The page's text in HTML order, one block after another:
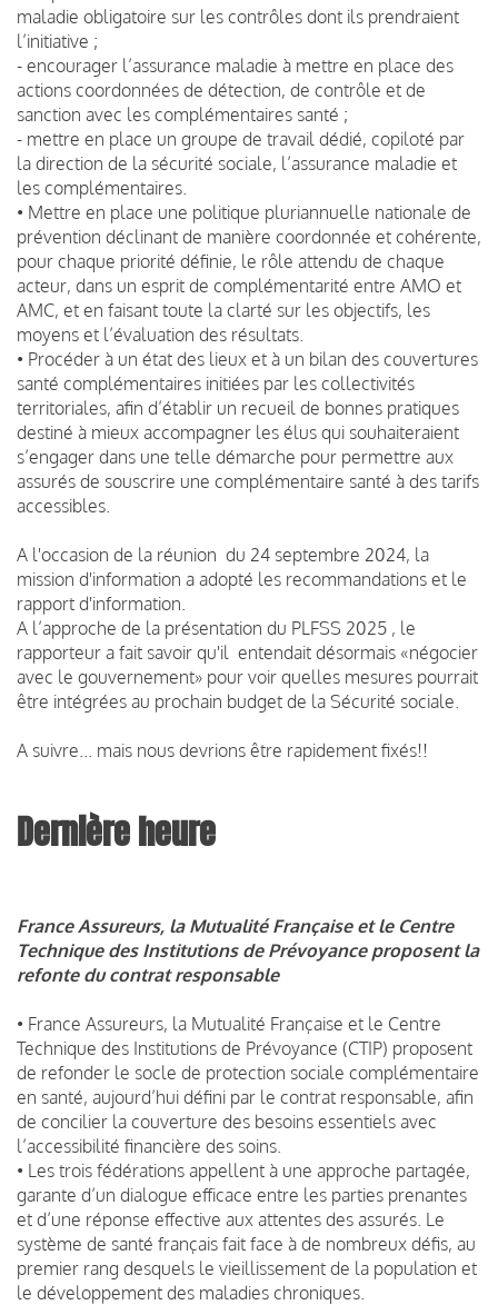
maladie obligatoire sur les contrôles dont ils prendraient
l’initiative ;
- encourager l’assurance maladie à mettre en place des
actions coordonnées de détection, de contrôle et de
sanction avec les complémentaires santé ;
- mettre en place un groupe de travail dédié, copiloté par
la direction de la sécurité sociale, l’assurance maladie et
les complémentaires.
• Mettre en place une politique pluriannuelle nationale de
prévention déclinant de manière coordonnée et cohérente,
pour chaque priorité définie, le rôle attendu de chaque
acteur, dans un esprit de complémentarité entre AMO et
AMC, et en faisant toute la clarté sur les objectifs, les
moyens et l’évaluation des résultats.
• Procéder à un état des lieux et à un bilan des couvertures
santé complémentaires initiées par les collectivités
territoriales, afin d’établir un recueil de bonnes pratiques
destiné à mieux accompagner les élus qui souhaiteraient
s’engager dans une telle démarche pour permettre aux
assurés de souscrire une complémentaire santé à des tarifs
accessibles.
A l'occasion de la réunion du 24 septembre 2024, la
mission d'information a adopté les recommandations et le
rapport d'information.
A l’approche de la présentation du PLFSS 2025 , le
rapporteur a fait savoir qu'il entendait désormais «négocier
avec le gouvernement» pour voir quelles mesures pourrait
être intégrées au prochain budget de la Sécurité sociale.
A suivre... mais nous devrions être rapidement fixés!!
Dernière heure
France Assureurs, la Mutualité Française et le Centre
Technique des Institutions de Prévoyance proposent la
refonte du contrat responsable
• France Assureurs, la Mutualité Française et le Centre
Technique des Institutions de Prévoyance (CTIP) proposent
de refonder le socle de protection sociale complémentaire
en santé, aujourd’hui défini par le contrat responsable, afin
de concilier la couverture des besoins essentiels avec
l’accessibilité financière des soins.
• Les trois fédérations appellent à une approche partagée,
garante d’un dialogue efficace entre les parties prenantes
et d’une réponse effective aux attentes des assurés. Le
système de santé français fait face à de nombreux défis, au
premier rang desquels le vieillissement de la population et
le développement des maladies chroniques.